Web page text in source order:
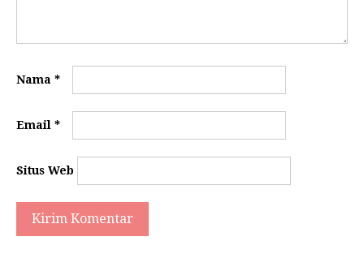
Nama *
Email *
Situs Web